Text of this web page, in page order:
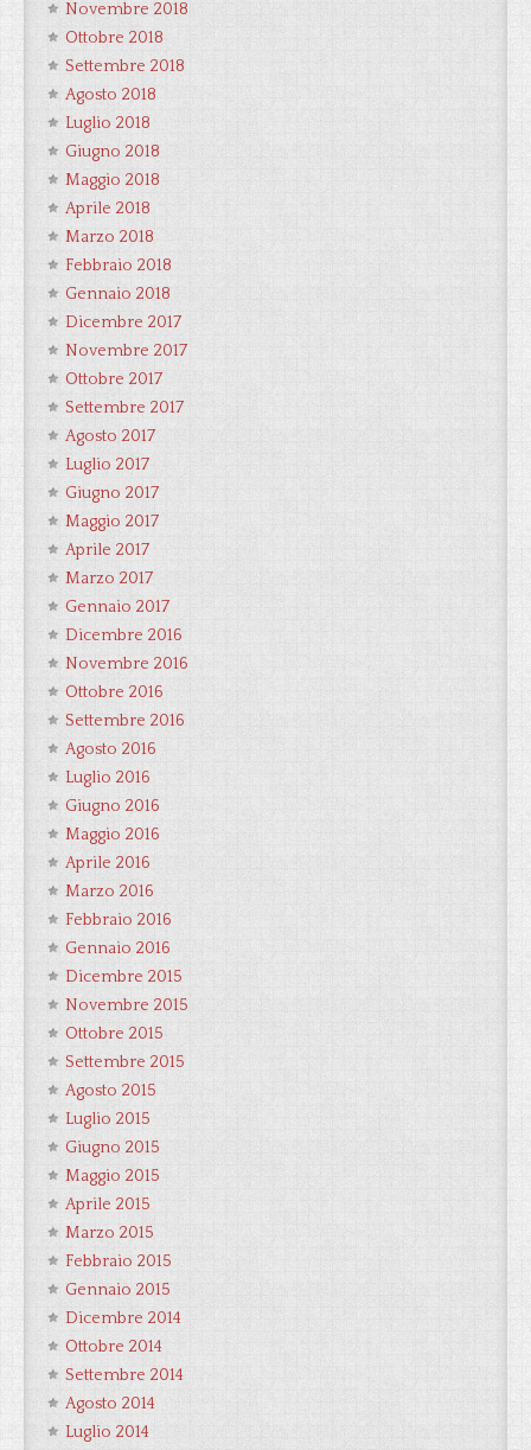
Novembre 2018
Ottobre 2018
Settembre 2018
Agosto 2018
Luglio 2018
Giugno 2018
Maggio 2018
Aprile 2018
Marzo 2018
Febbraio 2018
Gennaio 2018
Dicembre 2017
Novembre 2017
Ottobre 2017
Settembre 2017
Agosto 2017
Luglio 2017
Giugno 2017
Maggio 2017
Aprile 2017
Marzo 2017
Gennaio 2017
Dicembre 2016
Novembre 2016
Ottobre 2016
Settembre 2016
Agosto 2016
Luglio 2016
Giugno 2016
Maggio 2016
Aprile 2016
Marzo 2016
Febbraio 2016
Gennaio 2016
Dicembre 2015
Novembre 2015
Ottobre 2015
Settembre 2015
Agosto 2015
Luglio 2015
Giugno 2015
Maggio 2015
Aprile 2015
Marzo 2015
Febbraio 2015
Gennaio 2015
Dicembre 2014
Ottobre 2014
Settembre 2014
Agosto 2014
Luglio 2014